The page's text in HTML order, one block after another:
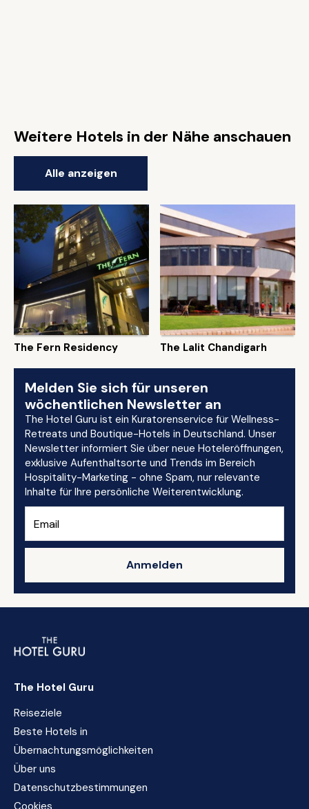
Weitere Hotels in der Nähe anschauen
Alle anzeigen
The Fern Residency The Lalit Chandigarh
Melden Sie sich für unseren
wöchentlichen Newsletter an
The Hotel Guru ist ein Kuratorenservice für Wellness-
Retreats und Boutique-Hotels in Deutschland. Unser
Newsletter informiert Sie über neue Hoteleröffnungen,
exklusive Aufenthaltsorte und Trends im Bereich
Hospitality-Marketing - ohne Spam, nur relevante
Inhalte für Ihre persönliche Weiterentwicklung.
Anmelden
The Hotel Guru
Reiseziele
Beste Hotels in
Übernachtungsmöglichkeiten
Über uns
Datenschutzbestimmungen
Cookies